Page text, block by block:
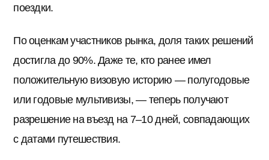
поездки.
По оценкам участников рынка, доля таких решений
достигла до 90%. Даже те, кто ранее имел
положительную визовую историю — полугодовые
или годовые мультивизы, — теперь получают
разрешение на въезд на 7–10 дней, совпадающих
с датами путешествия.